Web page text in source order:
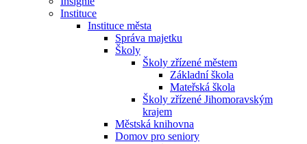
Instituce
Instituce města
Správa majetku
Školy
Školy zřízené městem
Základní škola
Mateřská škola
Školy zřízené Jihomoravským
krajem
Městská knihovna
Domov pro seniory